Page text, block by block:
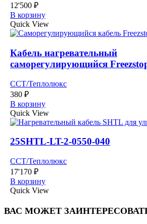
12'500 ₽
В корзину
Quick View
Кабель нагревательный
саморегулирующийся
ССТ/Теплолюкс
380 ₽
В корзину
Quick View
25SHTL-LT-2-0550-040
ССТ/Теплолюкс
17'170 ₽
В корзину
Quick View
ВАС МОЖЕТ